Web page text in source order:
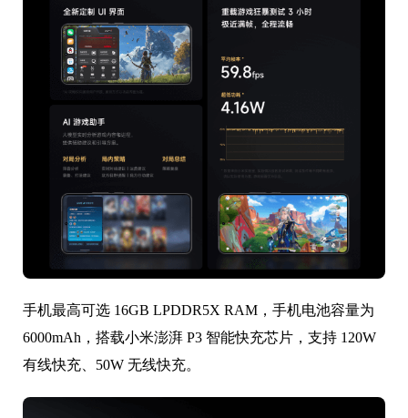
手机最高可选 16GB LPDDR5X RAM，手机电池容量为
6000mAh，搭载小米澎湃 P3 智能快充芯片，支持 120W
有线快充、50W 无线快充。